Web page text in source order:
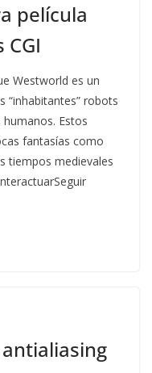
película
Westworld es un
“inhabitantes” robots
Estos
fantasías como
tiempos medievales